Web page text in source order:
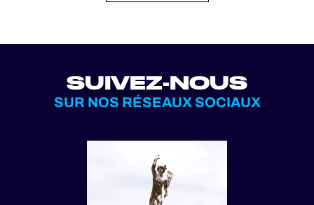
SUIVEZ-NOUS
SUR NOS RÉSEAUX SOCIAUX